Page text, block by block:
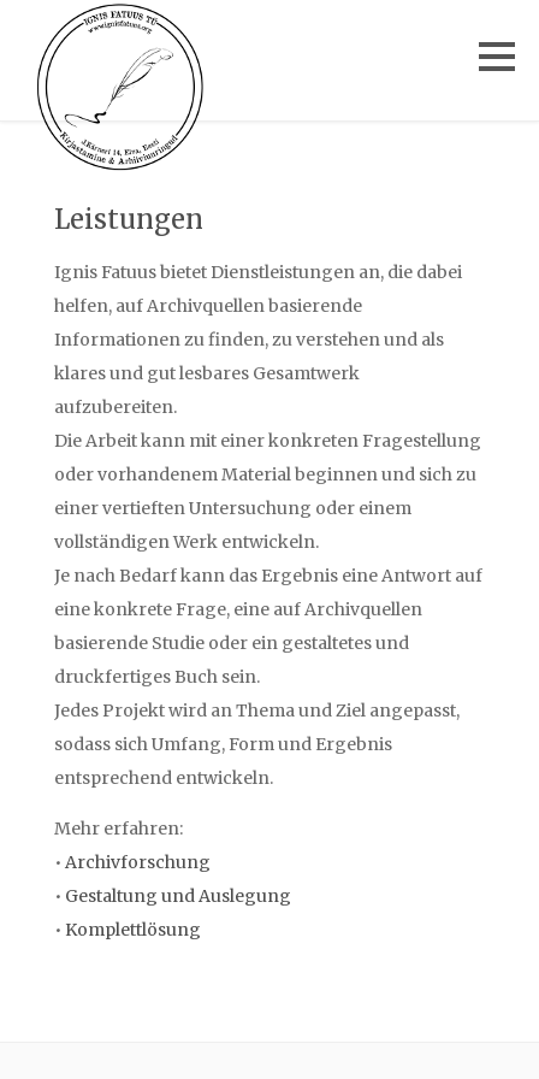
Leistungen
Ignis Fatuus bietet Dienstleistungen an, die dabei
helfen, auf Archivquellen basierende
Informationen zu finden, zu verstehen und als
klares und gut lesbares Gesamtwerk
aufzubereiten.
Die Arbeit kann mit einer konkreten Fragestellung
oder vorhandenem Material beginnen und sich zu
einer vertieften Untersuchung oder einem
vollständigen Werk entwickeln.
Je nach Bedarf kann das Ergebnis eine Antwort auf
eine konkrete Frage, eine auf Archivquellen
basierende Studie oder ein gestaltetes und
druckfertiges Buch sein.
Jedes Projekt wird an Thema und Ziel angepasst,
sodass sich Umfang, Form und Ergebnis
entsprechend entwickeln.
Mehr erfahren:
• Archivforschung
• Gestaltung und Auslegung
• Komplettlösung